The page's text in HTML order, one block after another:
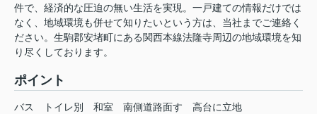
件で、経済的な圧迫の無い生活を実現。一戸建ての情報だけでは
なく、地域環境も併せて知りたいという方は、当社までご連絡く
ださい。生駒郡安堵町にある関西本線法隆寺周辺の地域環境を知
り尽くしております。
ポイント
バス トイレ別 和室 南側道路面す 高台に立地